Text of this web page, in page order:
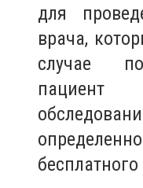
для
врача,
случае
пациент